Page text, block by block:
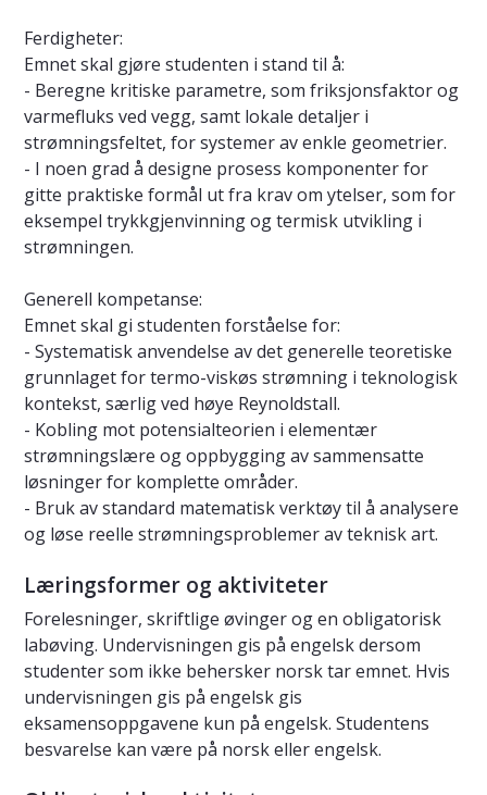
Ferdigheter:
Emnet skal gjøre studenten i stand til å:
- Beregne kritiske parametre, som friksjonsfaktor og
varmefluks ved vegg, samt lokale detaljer i
strømningsfeltet, for systemer av enkle geometrier.
- I noen grad å designe prosess komponenter for
gitte praktiske formål ut fra krav om ytelser, som for
eksempel trykkgjenvinning og termisk utvikling i
strømningen.
Generell kompetanse:
Emnet skal gi studenten forståelse for:
- Systematisk anvendelse av det generelle teoretiske
grunnlaget for termo-viskøs strømning i teknologisk
kontekst, særlig ved høye Reynoldstall.
- Kobling mot potensialteorien i elementær
strømningslære og oppbygging av sammensatte
løsninger for komplette områder.
- Bruk av standard matematisk verktøy til å analysere
og løse reelle strømningsproblemer av teknisk art.
Læringsformer og aktiviteter
Forelesninger, skriftlige øvinger og en obligatorisk
labøving. Undervisningen gis på engelsk dersom
studenter som ikke behersker norsk tar emnet. Hvis
undervisningen gis på engelsk gis
eksamensoppgavene kun på engelsk. Studentens
besvarelse kan være på norsk eller engelsk.